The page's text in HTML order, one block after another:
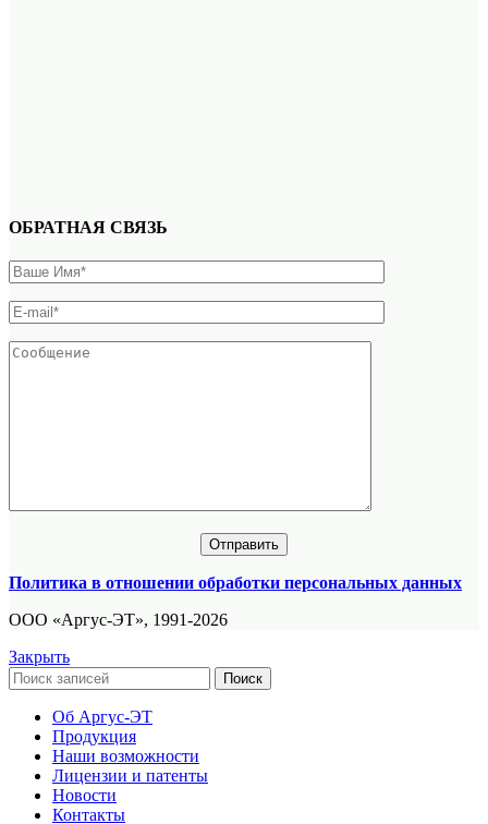
ОБРАТНАЯ СВЯЗЬ
Политика в отношении обработки персональных данных
ООО «Аргус-ЭТ», 1991-2026
Закрыть
Поиск
Об Аргус-ЭТ
Продукция
Наши возможности
Лицензии и патенты
Новости
Контакты